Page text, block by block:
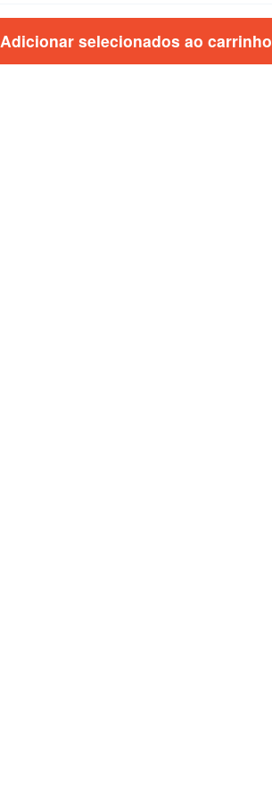
Adicionar selecionados ao carrinho